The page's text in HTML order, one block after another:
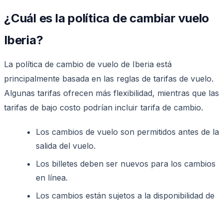
¿Cuál es la política de cambiar vuelo
Iberia?
La política de cambio de vuelo de Iberia está
principalmente basada en las reglas de tarifas de vuelo.
Algunas tarifas ofrecen más flexibilidad, mientras que las
tarifas de bajo costo podrían incluir tarifa de cambio.
Los cambios de vuelo son permitidos antes de la
salida del vuelo.
Los billetes deben ser nuevos para los cambios
en línea.
Los cambios están sujetos a la disponibilidad de